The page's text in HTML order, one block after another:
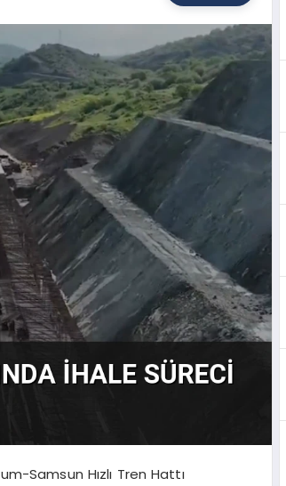
Samsun Hızlı Tren Hattı